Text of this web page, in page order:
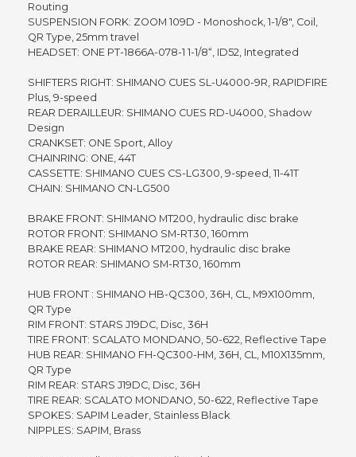
Routing
SUSPENSION FORK: ZOOM 109D - Monoshock, 1-1/8", Coil,
QR Type, 25mm travel
HEADSET: ONE PT-1866A-078-1 1-1/8“, ID52, Integrated
SHIFTERS RIGHT: SHIMANO CUES SL-U4000-9R, RAPIDFIRE
Plus, 9-speed
REAR DERAILLEUR: SHIMANO CUES RD-U4000, Shadow
Design
CRANKSET: ONE Sport, Alloy
CHAINRING: ONE, 44T
CASSETTE: SHIMANO CUES CS-LG300, 9-speed, 11-41T
CHAIN: SHIMANO CN-LG500
BRAKE FRONT: SHIMANO MT200, hydraulic disc brake
ROTOR FRONT: SHIMANO SM-RT30, 160mm
BRAKE REAR: SHIMANO MT200, hydraulic disc brake
ROTOR REAR: SHIMANO SM-RT30, 160mm
HUB FRONT : SHIMANO HB-QC300, 36H, CL, M9X100mm,
QR Type
RIM FRONT: STARS J19DC, Disc, 36H
TIRE FRONT: SCALATO MONDANO, 50-622, Reflective Tape
HUB REAR: SHIMANO FH-QC300-HM, 36H, CL, M10X135mm,
QR Type
RIM REAR: STARS J19DC, Disc, 36H
TIRE REAR: SCALATO MONDANO, 50-622, Reflective Tape
SPOKES: SAPIM Leader, Stainless Black
NIPPLES: SAPIM, Brass